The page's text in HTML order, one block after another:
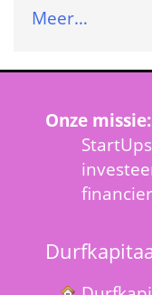
Meer…
Onze missie: